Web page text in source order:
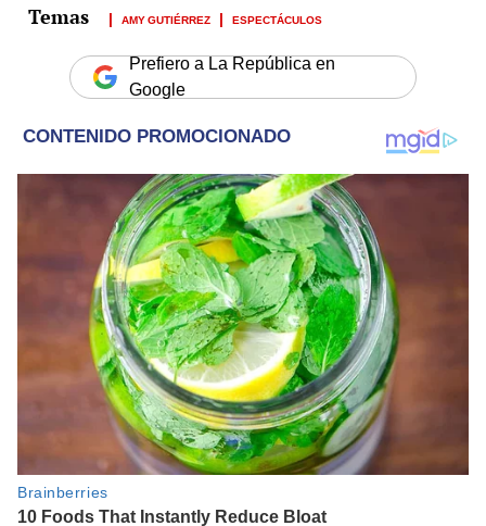
AMY GUTIÉRREZ ESPECTÁCULOS
Prefiero a La República en
Google